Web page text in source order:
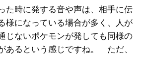
た時に発する音や声は、相手に伝
様になっている場合が多く、人が
じないポケモンが発しても同様の
あるという感じですね。 ただ、